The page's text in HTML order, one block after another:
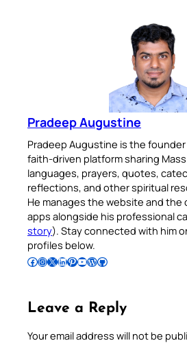
Pradeep Augustine
Pradeep Augustine is the founder
faith-driven platform sharing
languages, prayers, quotes,
reflections, and other spiritual
He manages the website and the
apps alongside his professional
story). Stay connected with him
profiles below.
Follow Pradeep on Facebook Follow Pradeep on InstagramFollow Pradeep on X Follow Pradeep on LinkedIn Follow Pradeep on Pinterest Subscribe to Pradeep’s Youtube Channel Follow Pradeep on WordPress Follow Pradeep on GitHub
Leave a Reply
Your email address will not be